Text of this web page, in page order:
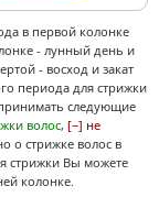
в первой колонке
- лунный день и
- восход и закат
периода для стрижки
принимать следующие
волос, [−] не
о стрижке волос в
стрижки Вы можете
колонке.